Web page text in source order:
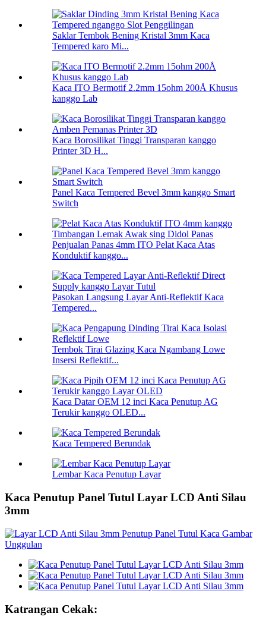
Saklar Tembok Bening Kristal 3mm Kaca
Tempered karo Mi...
Kaca ITO Bermotif 2.2mm 15ohm 200Å Khusus
kanggo Lab
Kaca Borosilikat Tinggi Transparan kanggo
Printer 3D H...
Panel Kaca Tempered Bevel 3mm kanggo Smart
Switch
Penjualan Panas 4mm ITO Pelat Kaca Atas
Konduktif kanggo...
Pasokan Langsung Layar Anti-Reflektif Kaca
Tempered...
Tembok Tirai Glazing Kaca Ngambang Lowe
Insersi Reflektif...
Kaca Datar OEM 12 inci Kaca Penutup AG
Terukir kanggo OLED...
Kaca Tempered Berundak
Lembar Kaca Penutup Layar
Kaca Penutup Panel Tutul Layar LCD Anti Silau
3mm
Katrangan Cekak: